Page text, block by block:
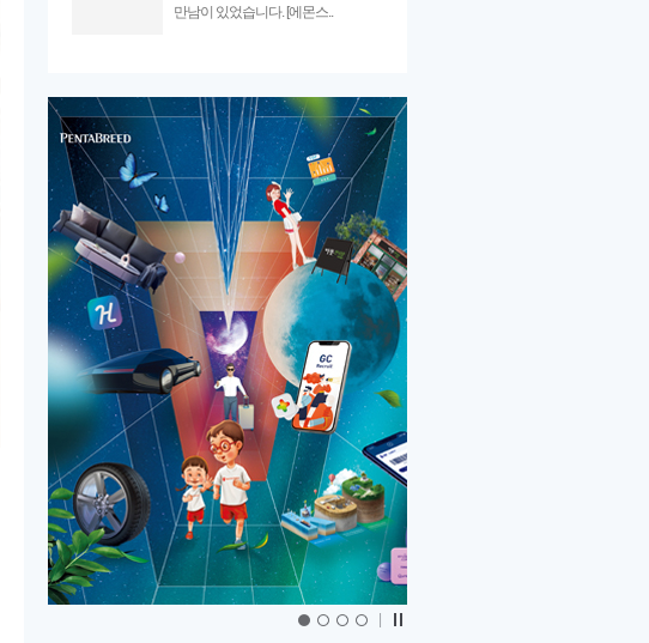
만남이 있었습니다. [에몬스..